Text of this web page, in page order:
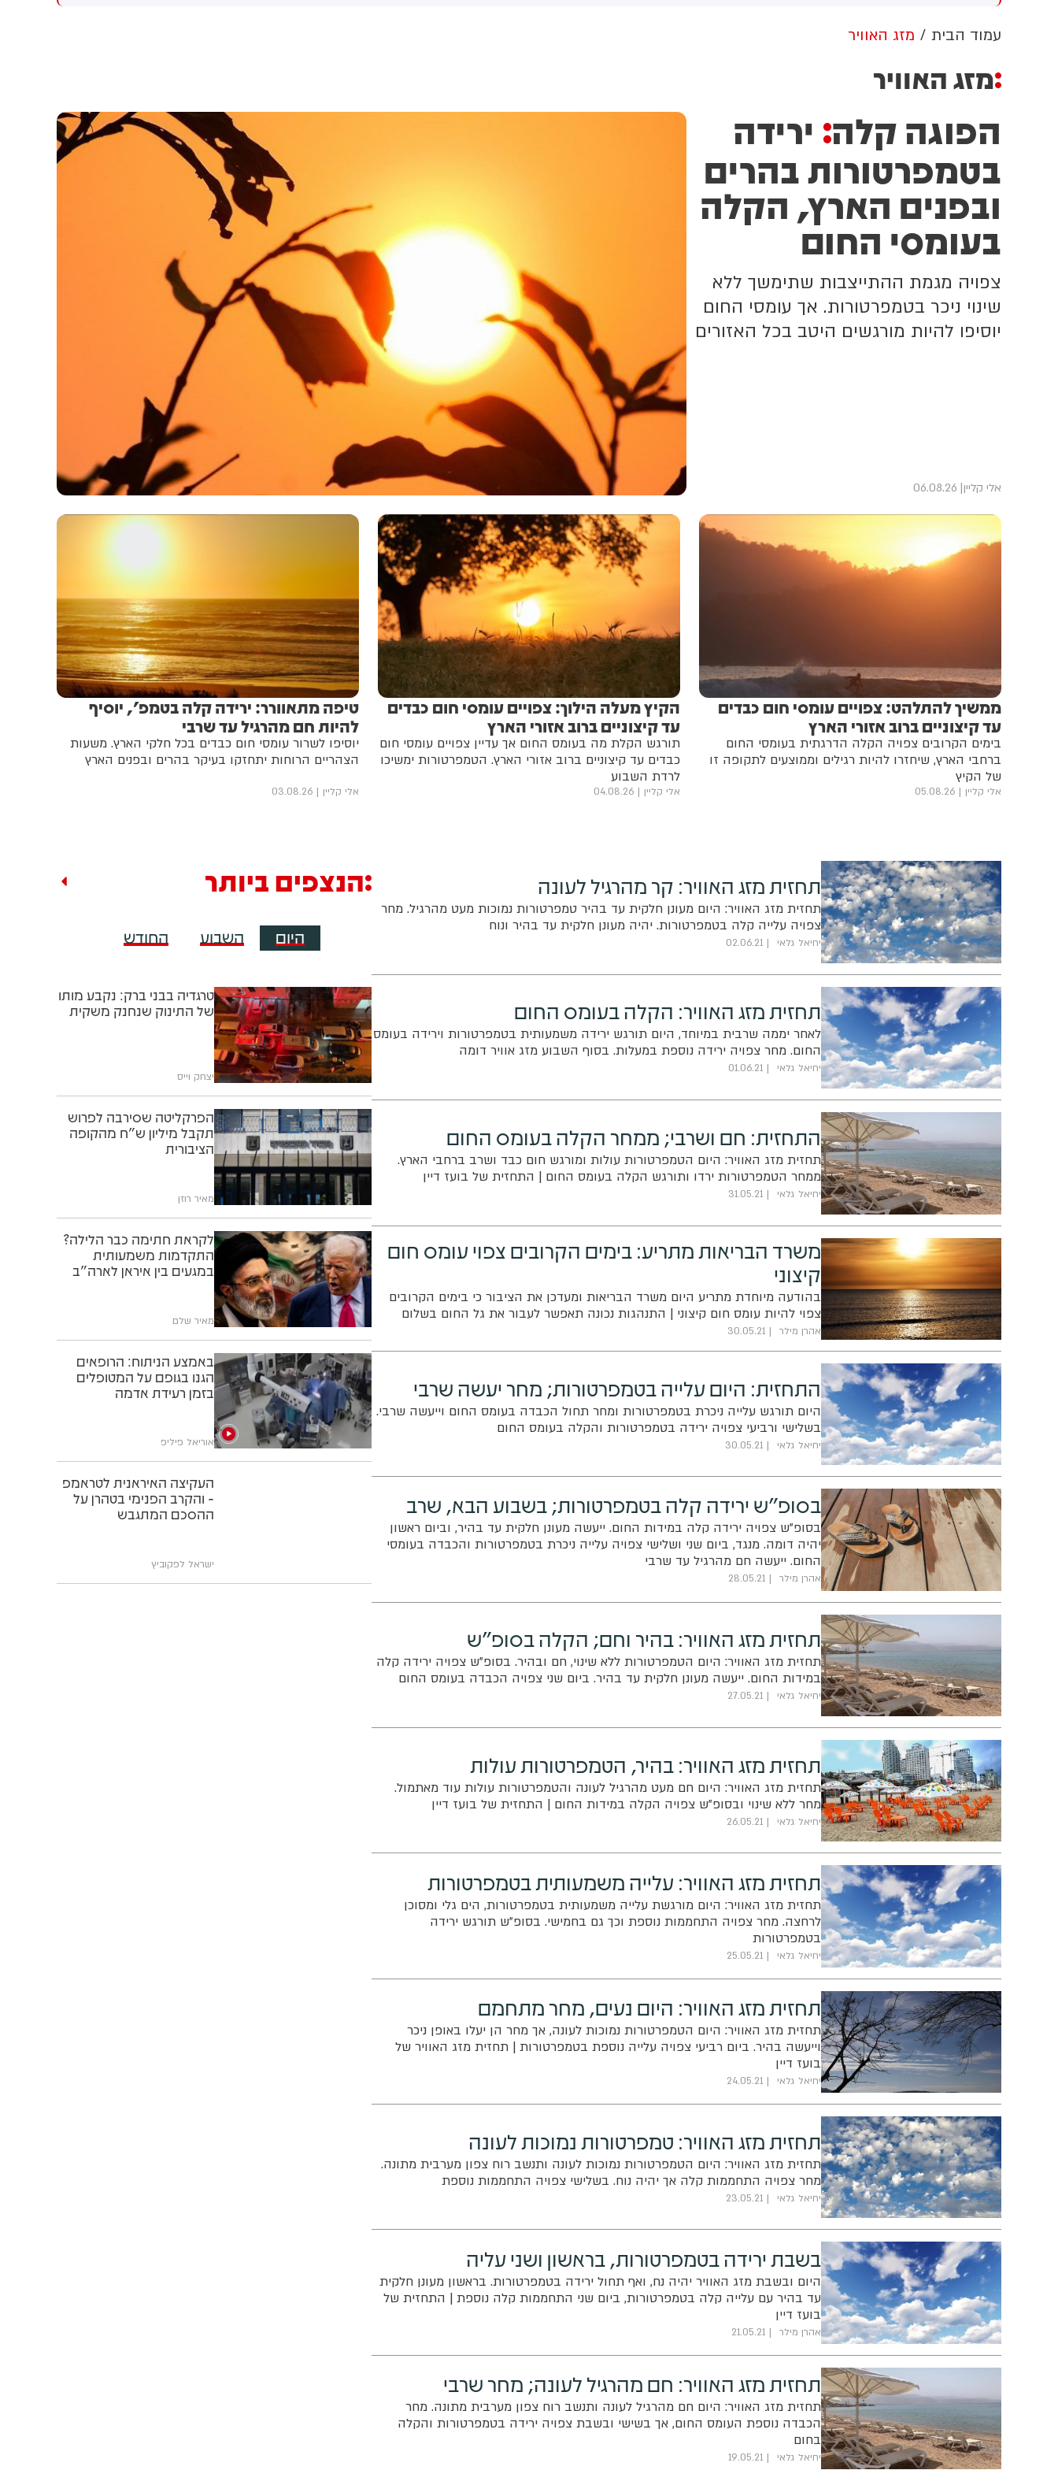
פקיסטן שהבאז שריף
עמוד הבית מזג האוויר
מזג האוויר
הפוגה קלה: ירידה
בטמפרטורות בהרים
ובפנים הארץ, הקלה
בעומסי החום
צפויה מגמת ההתייצבות שתימשך ללא
שינוי ניכר בטמפרטורות. אך עומסי החום
יוסיפו להיות מורגשים היטב בכל האזורים
אלי קליין 06.08.26
ממשיך להתלהט: צפויים עומסי חום כבדים
עד קיצוניים ברוב אזורי הארץ
בימים הקרובים צפויה הקלה הדרגתית בעומסי החום
ברחבי הארץ, שיחזרו להיות רגילים וממוצעים לתקופה זו
של הקיץ
אלי קליין 05.08.26
הקיץ מעלה הילוך: צפויים עומסי חום כבדים
עד קיצוניים ברוב אזורי הארץ
תורגש הקלת מה בעומס החום אך עדיין צפויים עומסי חום
כבדים עד קיצוניים ברוב אזורי הארץ. הטמפרטורות ימשיכו
לרדת השבוע
אלי קליין 04.08.26
טיפה מתאוורר: ירידה קלה בטמפ', יוסיף
להיות חם מהרגיל עד שרבי
יוסיפו לשרור עומסי חום כבדים בכל חלקי הארץ. משעות
הצהריים הרוחות יתחזקו בעיקר בהרים ובפנים הארץ
אלי קליין 03.08.26
תחזית מזג האוויר: קר מהרגיל לעונה
תחזית מזג האוויר: היום מעונן חלקית עד בהיר טמפרטורות נמוכות מעט מהרגיל. מחר
צפויה עלייה קלה בטמפרטורות. יהיה מעונן חלקית עד בהיר ונוח
יחיאל גלאי 02.06.21
תחזית מזג האוויר: הקלה בעומס החום
לאחר יממה שרבית במיוחד, היום תורגש ירידה משמעותית בטמפרטורות וירידה בעומס
החום. מחר צפויה ירידה נוספת במעלות. בסוף השבוע מזג אוויר דומה
יחיאל גלאי 01.06.21
התחזית: חם ושרבי; ממחר הקלה בעומס החום
תחזית מזג האוויר: היום הטמפרטורות עולות ומורגש חום כבד ושרב ברחבי הארץ.
ממחר הטמפרטורות ירדו ותורגש הקלה בעומס החום | התחזית של בועז דיין
יחיאל גלאי 31.05.21
משרד הבריאות מתריע: בימים הקרובים צפוי עומס חום
קיצוני
בהודעה מיוחדת מתריע היום משרד הבריאות ומעדכן את הציבור כי בימים הקרובים
צפוי להיות עומס חום קיצוני | התנהגות נכונה תאפשר לעבור את גל החום בשלום
אהרן מילר 30.05.21
התחזית: היום עלייה בטמפרטורות; מחר יעשה שרבי
היום תורגש עלייה ניכרת בטמפרטורות ומחר תחול הכבדה בעומס החום וייעשה שרבי.
בשלישי ורביעי צפויה ירידה בטמפרטורות והקלה בעומס החום
יחיאל גלאי 30.05.21
בסופ"ש ירידה קלה בטמפרטורות; בשבוע הבא, שרב
בסופ"ש צפויה ירידה קלה במידות החום. ייעשה מעונן חלקית עד בהיר, וביום ראשון
יהיה דומה. מנגד, ביום שני ושלישי צפויה עלייה ניכרת בטמפרטורות והכבדה בעומסי
החום. ייעשה חם מהרגיל עד שרבי
אהרן מילר 28.05.21
תחזית מזג האוויר: בהיר וחם; הקלה בסופ"ש
תחזית מזג האוויר: היום הטמפרטורות ללא שינוי, חם ובהיר. בסופ"ש צפויה ירידה קלה
במידות החום. ייעשה מעונן חלקית עד בהיר. ביום שני צפויה הכבדה בעומס החום
יחיאל גלאי 27.05.21
תחזית מזג האוויר: בהיר, הטמפרטורות עולות
תחזית מזג האוויר: היום חם מעט מהרגיל לעונה והטמפרטורות עולות עוד מאתמול.
מחר ללא שינוי ובסופ"ש צפויה הקלה במידות החום | התחזית של בועז דיין
יחיאל גלאי 26.05.21
תחזית מזג האוויר: עלייה משמעותית בטמפרטורות
תחזית מזג האוויר: היום מורגשת עלייה משמעותית בטמפרטורות, הים גלי ומסוכן
לרחצה. מחר צפויה התחממות נוספת וכך גם בחמישי. בסופ"ש תורגש ירידה
בטמפרטורות
יחיאל גלאי 25.05.21
תחזית מזג האוויר: היום נעים, מחר מתחמם
תחזית מזג האוויר: היום הטמפרטורות נמוכות לעונה, אך מחר הן יעלו באופן ניכר
וייעשה בהיר. ביום רביעי צפויה עלייה נוספת בטמפרטורות | תחזית מזג האוויר של
בועז דיין
יחיאל גלאי 24.05.21
תחזית מזג האוויר: טמפרטורות נמוכות לעונה
תחזית מזג האוויר: היום הטמפרטורות נמוכות לעונה ותנשב רוח צפון מערבית מתונה.
מחר צפויה התחממות קלה אך יהיה נוח. בשלישי צפויה התחממות נוספת
יחיאל גלאי 23.05.21
בשבת ירידה בטמפרטורות, בראשון ושני עליה
היום ובשבת מזג האוויר יהיה נח, ואף תחול ירידה בטמפרטורות. בראשון מעונן חלקית
עד בהיר עם עלייה קלה בטמפרטורות, ביום שני התחממות קלה נוספת | התחזית של
בועז דיין
אהרן מילר 21.05.21
תחזית מזג האוויר: חם מהרגיל לעונה; מחר שרבי
תחזית מזג האוויר: היום חם מהרגיל לעונה ותנשב רוח צפון מערבית מתונה. מחר
הכבדה נוספת העומס החום, אך בשישי ובשבת צפויה ירידה בטמפרטורות והקלה
בחום
יחיאל גלאי 19.05.21
הנצפים ביותר
היום השבוע החודש
טרגדיה בבני ברק: נקבע מותו
של התינוק שנחנק משקית
יצחק וייס
הפרקליטה שסירבה לפרוש
תקבל מיליון ש"ח מהקופה
הציבורית
מאיר רוזן
לקראת חתימה כבר הלילה?
התקדמות משמעותית
במגעים בין איראן לארה"ב
מאיר שלם
באמצע הניתוח: הרופאים
הגנו בגופם על המטופלים
בזמן רעידת אדמה
אוריאל פיליפ
העקיצה האיראנית לטראמפ
- והקרב הפנימי בטהרן על
ההסכם המתגבש
ישראל לפקוביץ